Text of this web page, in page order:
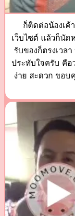
ก็ติดต่อน้องเค้
เว็บไซต์ แล้วก็นัด
รับของก็ตรงเวลา
ประทับใจครับ คือ
ง่าย สะดวก ขอ